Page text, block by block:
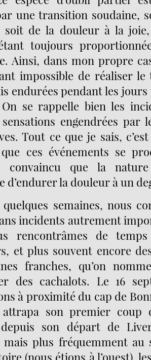
une transition soudaine,
soit de la douleur à la
toujours
Ainsi, dans mon propre
impossible de réaliser
endurées pendant les
se rappelle bien les
engendrées par
Tout ce que je sais,
ces événements se
convaincu que la
d’endurer la douleur à un
quelques semaines, nous
incidents autrement
rencontrâmes de
et plus souvent encore
franches, qu’on
des cachalots. Le 16
à proximité du cap de
attrapa son premier
son départ de
mais plus fréquemment au